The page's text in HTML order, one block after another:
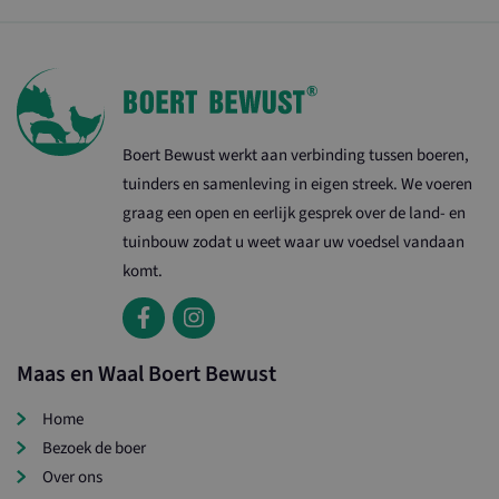
Boert Bewust werkt aan verbinding tussen boeren,
tuinders en samenleving in eigen streek. We voeren
graag een open en eerlijk gesprek over de land- en
tuinbouw zodat u weet waar uw voedsel vandaan
komt.
Maas en Waal Boert Bewust
Home
Bezoek de boer
Over ons
CookieScriptConsent